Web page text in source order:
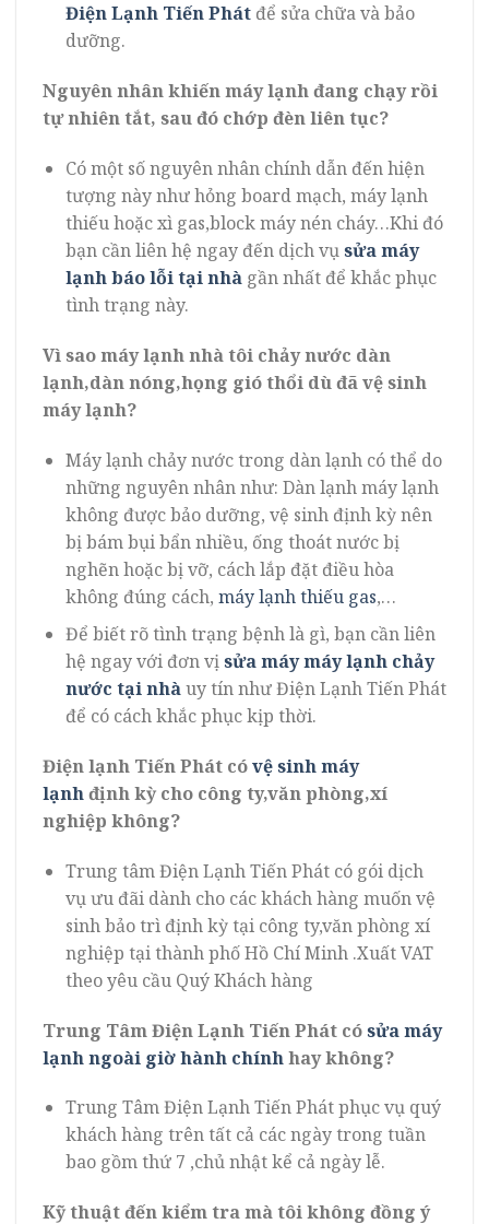
Điện Lạnh Tiến Phátđể sửa chữa và bảo
dưỡng.
Nguyên nhân khiến máy lạnh đang chạy rồi
tự nhiên tắt, sau đó chớp đèn liên tục?
Có một số nguyên nhân chính dẫn đến hiện
tượng này như hỏng board mạch, máy lạnh
thiếu hoặc xì gas,block máy nén cháy…Khi đó
bạn cần liên hệ ngay đến dịch vụsửa máy
lạnh báo lỗi tại nhàgần nhất để khắc phục
tình trạng này.
Vì sao máy lạnh nhà tôi chảy nước dàn
lạnh,dàn nóng,họng gió thổi dù đã vệ sinh
máy lạnh?
Máy lạnh chảy nước trong dàn lạnh có thể do
những nguyên nhân như: Dàn lạnh máy lạnh
không được bảo dưỡng, vệ sinh định kỳ nên
bị bám bụi bẩn nhiều, ống thoát nước bị
nghẽn hoặc bị vỡ, cách lắp đặt điều hòa
không đúng cách, máy lạnh thiếu gas,…
Để biết rõ tình trạng bệnh là gì, bạn cần liên
hệ ngay với đơn vịsửa máy máy lạnh chảy
nước tại nhàuy tín như Điện Lạnh Tiến Phát
để có cách khắc phục kịp thời.
Điện lạnh Tiến Phát cóvệ sinh máy
lạnhđịnh kỳ cho công ty,văn phòng,xí
nghiệp không?
Trung tâm Điện Lạnh Tiến Phát có gói dịch
vụ ưu đãi dành cho các khách hàng muốn vệ
sinh bảo trì định kỳ tại công ty,văn phòng xí
nghiệp tại thành phố Hồ Chí Minh .Xuất VAT
theo yêu cầu Quý Khách hàng
Trung Tâm Điện Lạnh Tiến Phát cósửa máy
lạnh ngoài giờ hành chínhhay không?
Trung Tâm Điện Lạnh Tiến Phát phục vụ quý
khách hàng trên tất cả các ngày trong tuần
bao gồm thứ 7 ,chủ nhật kể cả ngày lễ.
Kỹ thuật đến kiểm tra mà tôi không đồng ý